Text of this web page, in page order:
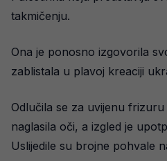
takmičenju.
Ona je ponosno izgovorila
zablistala u plavoj kreaciji
Odlučila se za uvijenu
naglasila oči, a izgled je
Uslijedile su brojne pohvale